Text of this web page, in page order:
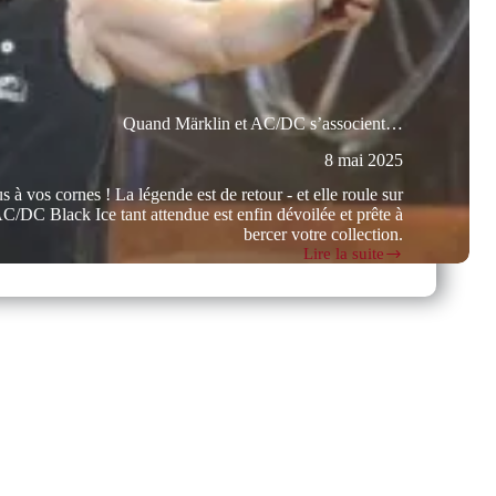
Quand Märklin et AC/DC s’associent…
8 mai 2025
à vos cornes ! La légende est de retour - et elle roule sur
DC Black Ice tant attendue est enfin dévoilée et prête à
bercer votre collection.
Lire la suite
Quand
et